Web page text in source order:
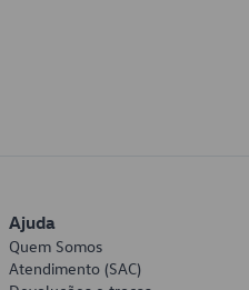
Ajuda
Quem Somos
Atendimento (SAC)